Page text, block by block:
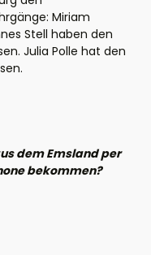
Miriam
Stell haben den
Julia Polle hat den
dem Emsland per
bekommen?